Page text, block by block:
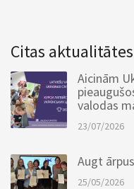
Citas aktualitātes
Aicinām
valodas
23/07/2026
Augt
25/05/2026